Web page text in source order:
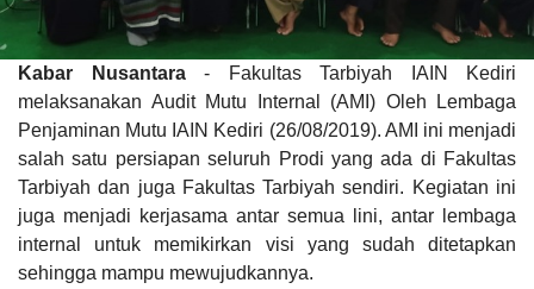
Kabar Nusantara- Fakultas Tarbiyah IAIN Kediri
melaksanakan Audit Mutu Internal (AMI) Oleh Lembaga
Penjaminan Mutu IAIN Kediri (26/08/2019). AMI ini menjadi
salah satu persiapan seluruh Prodi yang ada di Fakultas
Tarbiyah dan juga Fakultas Tarbiyah sendiri. Kegiatan ini
juga menjadi kerjasama antar semua lini, antar lembaga
internal untuk memikirkan visi yang sudah ditetapkan
sehingga mampu mewujudkannya.